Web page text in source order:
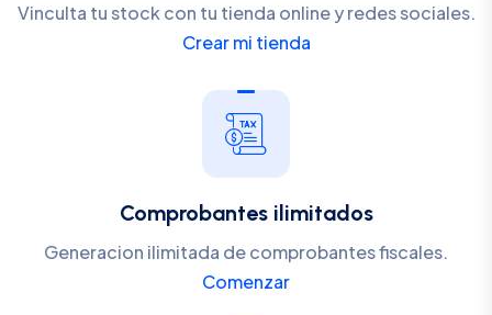
Vinculta tu stock con tu tienda online y redes sociales.
Crear mi tienda
Comprobantes ilimitados
Generacion ilimitada de comprobantes fiscales.
Comenzar